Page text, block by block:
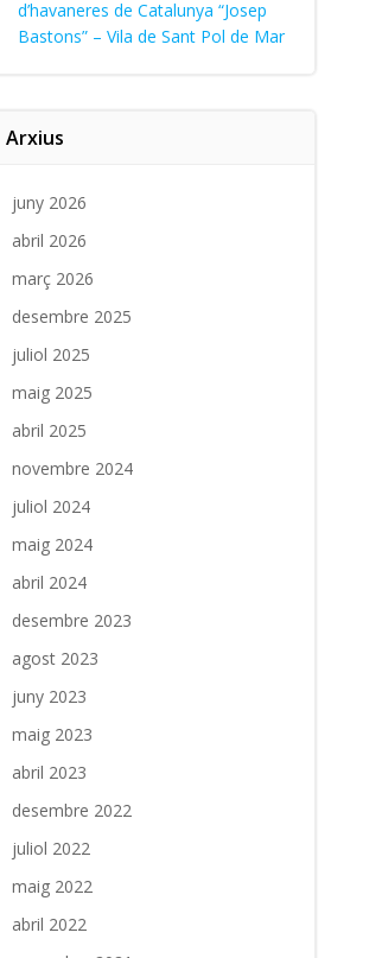
d’havaneres de Catalunya “Josep
Bastons” – Vila de Sant Pol de Mar
Arxius
juny 2026
abril 2026
març 2026
desembre 2025
juliol 2025
maig 2025
abril 2025
novembre 2024
juliol 2024
maig 2024
abril 2024
desembre 2023
agost 2023
juny 2023
maig 2023
abril 2023
desembre 2022
juliol 2022
maig 2022
abril 2022